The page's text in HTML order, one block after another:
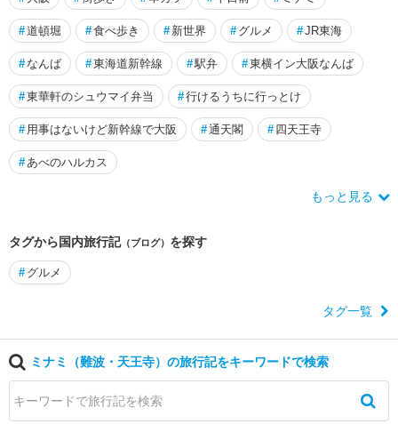
#道頓堀 #食べ歩き # 新世界 # グルメ #JR東海
# なんば #東海道新幹線 #駅弁 #東横イン大阪なんば
#東華軒のシュウマイ弁当 #行けるうちに行っとけ
# 用事はないけど新幹線で大阪 #通天閣 # 四天王寺
# あべのハルカス
もっと見る
タグから国内旅行記（ブログ） を探す
# グルメ
タグ一覧
ミナミ（難波・天王寺）の旅行記をキーワードで検索